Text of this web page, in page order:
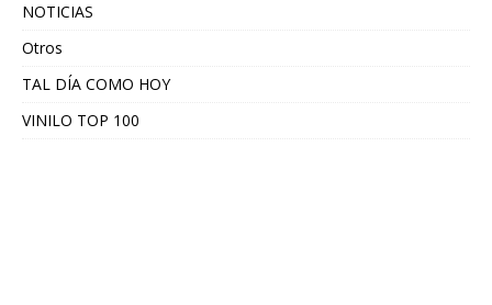
NOTICIAS
Otros
TAL DÍA COMO HOY
VINILO TOP 100